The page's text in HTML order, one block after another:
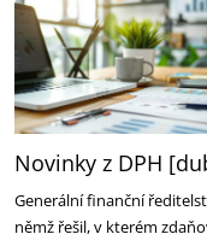
Novinky z DPH
Generální finanční
němž řešil, v kterém